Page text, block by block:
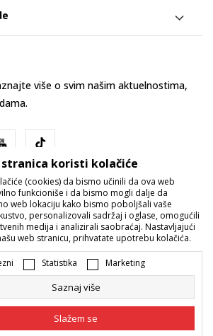
više o svim našim aktuelnostima,
stranica koristi kolačiće
(cookies) da bismo učinili da ova web
funkcioniše i da bismo mogli dalje da
web lokaciju kako bismo poboljšali vaše
personalizovali sadržaj i oglase, omogućili
medija i analizirali saobraćaj. Nastavljajući
web stranicu, prihvatate upotrebu kolačića.
Statistika Marketing
Saznaj više
Slažem se